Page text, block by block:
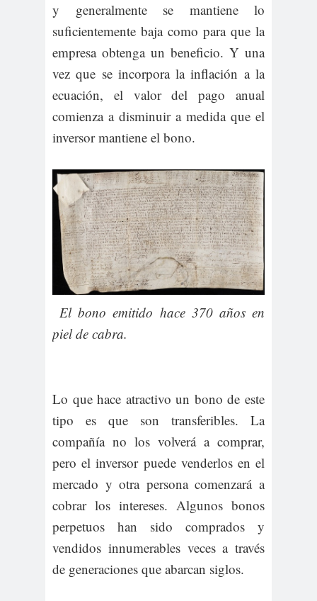
y generalmente se mantiene lo
suficientemente baja como para que la
empresa obtenga un beneficio. Y una
vez que se incorpora la inflación a la
ecuación, el valor del pago anual
comienza a disminuir a medida que el
inversor mantiene el bono.
El bono emitido hace 370 años en
piel de cabra.
Lo que hace atractivo un bono de este
tipo es que son transferibles. La
compañía no los volverá a comprar,
pero el inversor puede venderlos en el
mercado y otra persona comenzará a
cobrar los intereses. Algunos bonos
perpetuos han sido comprados y
vendidos innumerables veces a través
de generaciones que abarcan siglos.